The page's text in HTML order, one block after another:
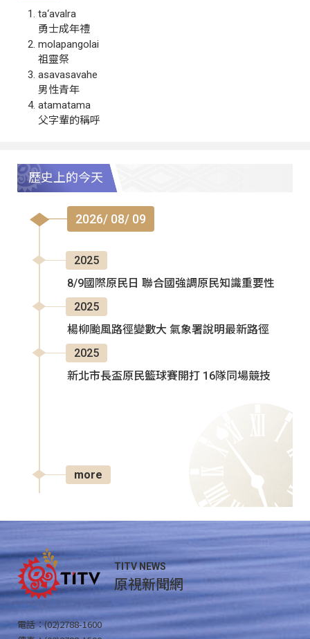
ta‘avalra
勇士成年禮
molapangolai
祖靈祭
asavasavahe
男性青年
atamatama
父字輩的稱呼
歷史上的今天
2026/ 08/ 09
2025
8/9國際原民日 聯合國強調原民知識重要性
2025
楊柳颱風路徑變數大 氣象署說明最新路徑
2025
新北市長盃原民籃球賽開打 16隊同場競技
more
TITV NEWS
原視新聞網
電話：(02)2788-1600